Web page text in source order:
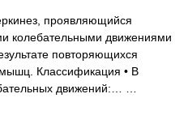
проявляющийся
колебательными движениями
повторяющихся
Классификация • В
движений:… …